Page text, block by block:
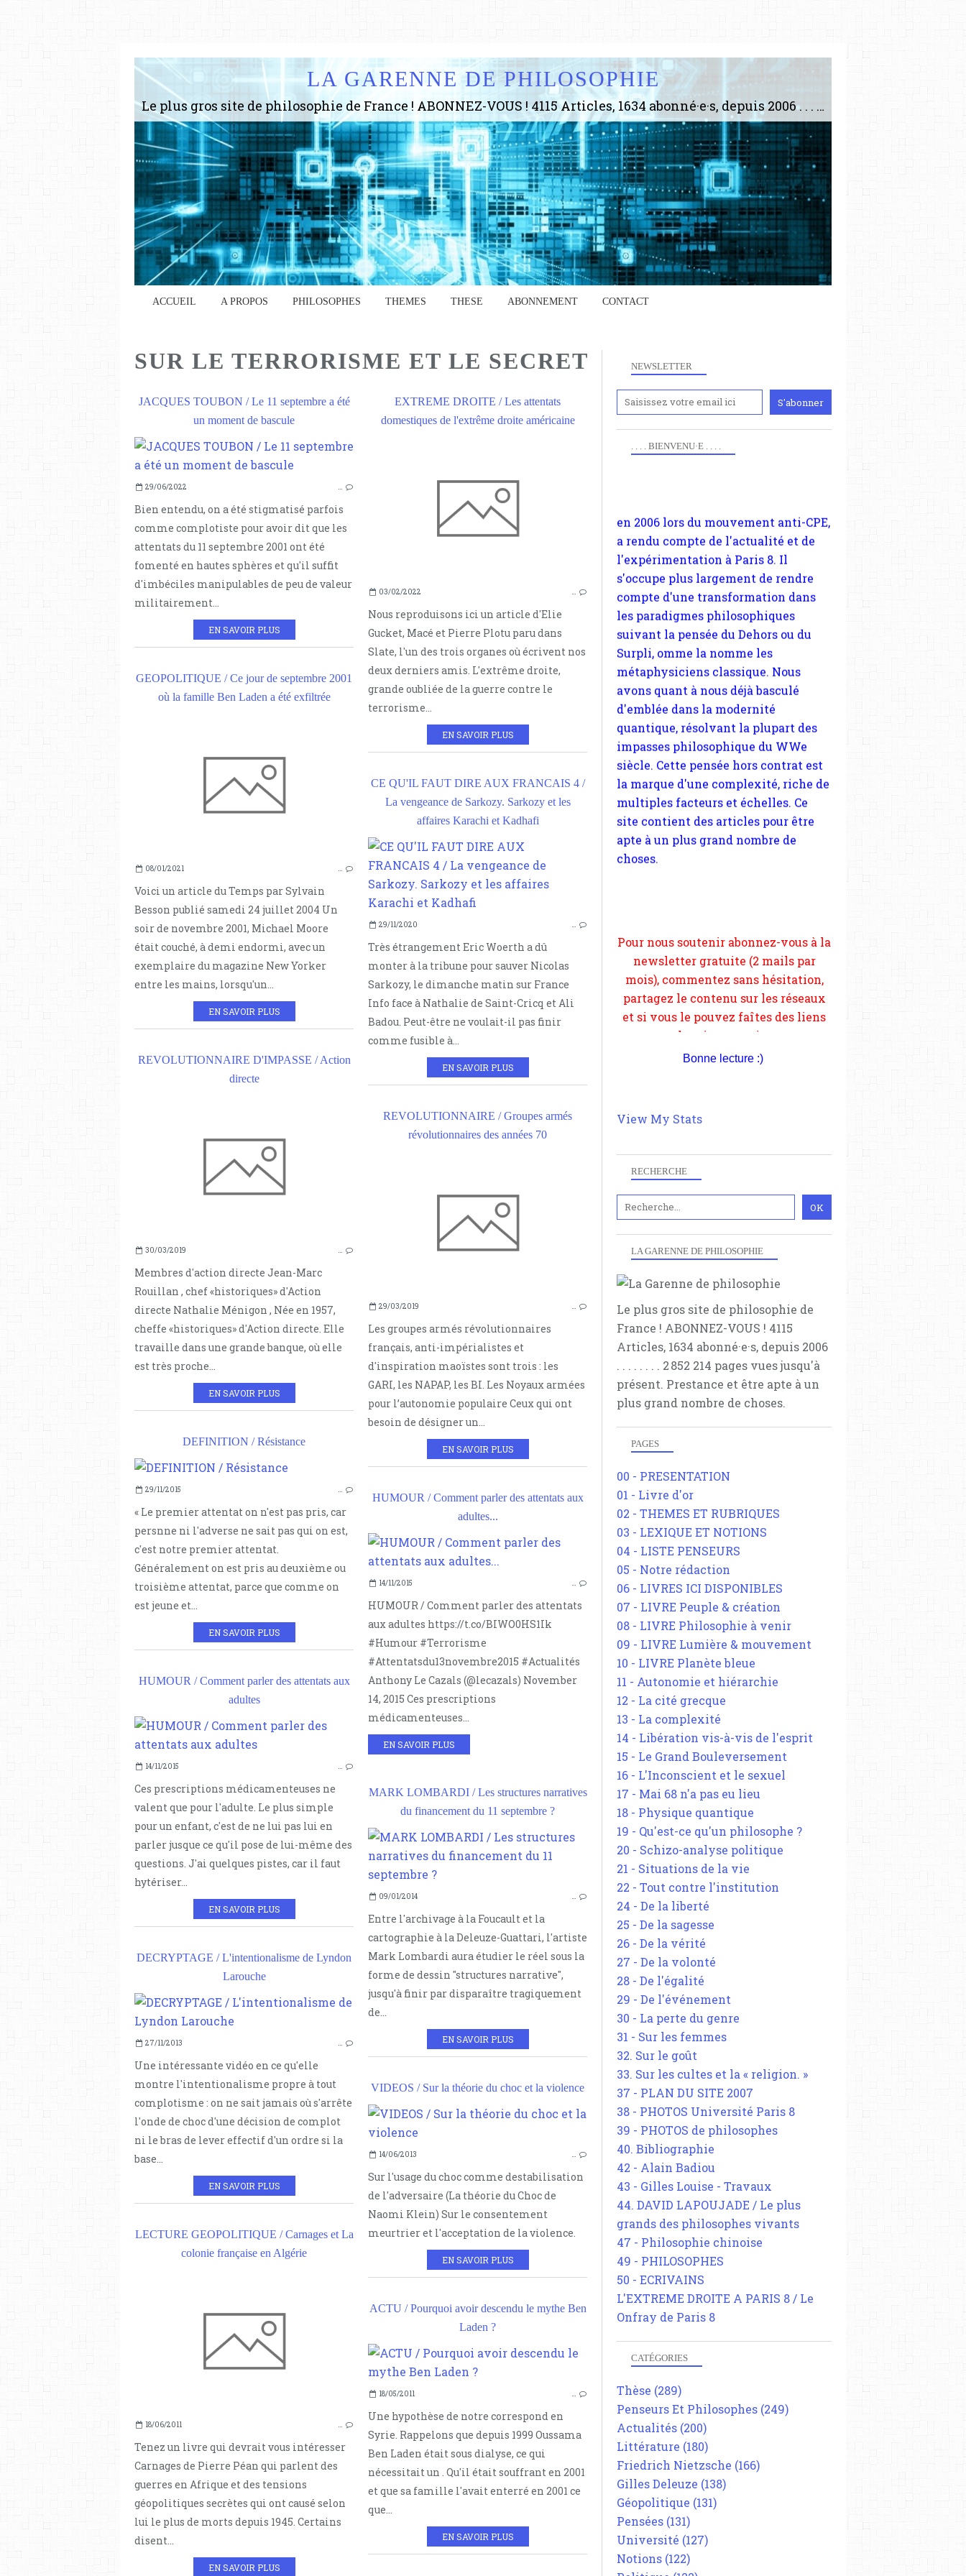
LA GARENNE DE PHILOSOPHIE
Le plus gros site de philosophie de France ! ABONNEZ-VOUS ! 4115 Articles, 1634 abonné·e·s, depuis 2006 . . . . . . . . 2 852 214 pages vues jusqu'à présent. Prestance et être apte à un plus grand nombre de choses.
ACCUEIL A PROPOS PHILOSOPHES THEMES THESE ABONNEMENT CONTACT
SUR LE TERRORISME ET LE SECRET
JACQUES TOUBON / Le 11 septembre a été
un moment de bascule
PATRIOT ACT
SUR LE TERRORISME ET LE SECRET
SUICIDES
29/06/2022 …
Bien entendu, on a été stigmatisé parfois
comme complotiste pour avoir dit que les
attentats du 11 septembre 2001 ont été
fomenté en hautes sphères et qu'il suffit
d'imbéciles manipulables de peu de valeur
militairement...
EN SAVOIR PLUS
EXTREME DROITE / Les attentats
domestiques de l'extrême droite américaine
SUR LE TERRORISME ET LE SECRET
03/02/2022 …
Nous reproduisons ici un article d'Elie
Gucket, Macé et Pierre Plotu paru dans
Slate, l'un des trois organes où écrivent nos
deux derniers amis. L'extrême droite,
grande oubliée de la guerre contre le
terrorisme...
EN SAVOIR PLUS
GEOPOLITIQUE / Ce jour de septembre 2001
où la famille Ben Laden a été exfiltrée
ATTENTATS DU 11 SEPTEMBRE 2001
GÉOPOLITIQUE
SUR LE TERRORISME ET LE SECRET
08/01/2021 …
Voici un article du Temps par Sylvain
Besson publié samedi 24 juillet 2004 Un
soir de novembre 2001, Michael Moore
était couché, à demi endormi, avec un
exemplaire du magazine New Yorker
entre les mains, lorsqu'un...
EN SAVOIR PLUS
CE QU'IL FAUT DIRE AUX FRANCAIS 4 /
La vengeance de Sarkozy. Sarkozy et les
affaires Karachi et Kadhafi
29/11/2020 …
Très étrangement Eric Woerth a dû
monter à la tribune pour sauver Nicolas
Sarkozy, le dimanche matin sur France
Info face à Nathalie de Saint-Cricq et Ali
Badou. Peut-être ne voulait-il pas finir
comme fusible à...
EN SAVOIR PLUS
REVOLUTIONNAIRE D'IMPASSE / Action
directe
ACTION DIRECTE
ATTENTAS
30/03/2019 …
Membres d'action directe Jean-Marc
Rouillan , chef «historiques» d'Action
directe Nathalie Ménigon , Née en 1957,
cheffe «historiques» d'Action directe. Elle
travaille dans une grande banque, où elle
est très proche...
EN SAVOIR PLUS
REVOLUTIONNAIRE / Groupes armés
révolutionnaires des années 70
SUR LE TERRORISME ET LE SECRET
29/03/2019 …
Les groupes armés révolutionnaires
français, anti-impérialistes et
d'inspiration maoïstes sont trois : les
GARI, les NAPAP, les BI. Les Noyaux armées
pour l’autonomie populaire Ceux qui ont
besoin de désigner un...
EN SAVOIR PLUS
DEFINITION / Résistance
RÉSISTANCE
BORIS CYRULNIK
29/11/2015 …
« Le premier attentat on n'est pas pris, car
persnne ni l'adverse ne sait pas qui on est,
c'est notre premier attentat.
Généralement on est pris au deuxième ou
troisième attentat, parce que comme on
est jeune et...
EN SAVOIR PLUS
HUMOUR / Comment parler des attentats aux
adultes...
TERRORISME
ACTUALITÉS
ATTENTATS
ATTENTATS DU 13 NOVEMBRE 2015
SUR LE TERRORISME ET LE SECRET
14/11/2015 …
HUMOUR / Comment parler des attentats
aux adultes https://t.co/BIWO0HS1Ik
#Humour #Terrorisme
#Attentatsdu13novembre2015 #Actualités
Anthony Le Cazals (@lecazals) November
14, 2015 Ces prescriptions
médicamenteuses...
EN SAVOIR PLUS
HUMOUR / Comment parler des attentats aux
adultes
ACTUALITÉS
SUR LE TERRORISME ET LE SECRET
14/11/2015 …
Ces prescriptions médicamenteuses ne
valent que pour l'adulte. Le plus simple
pour un enfant, c'est de ne lui pas lui en
parler jusque ce qu'il pose de lui-même des
questions. J'ai quelques pistes, car il faut
hytériser...
EN SAVOIR PLUS
MARK LOMBARDI / Les structures narratives
du financement du 11 septembre ?
SUR L'ART ET LA CULTURE
SUR LE TERRORISME ET LE SECRET
MARK LOMBARDI
09/01/2014 …
Entre l'archivage à la Foucault et la
cartographie à la Deleuze-Guattari, l'artiste
Mark Lombardi aura étudier le réel sous la
forme de dessin "structures narrative",
jusqu'à finir par disparaître tragiquement
de...
EN SAVOIR PLUS
DECRYPTAGE / L'intentionalisme de Lyndon
Larouche
INTENTIONNALITÉ
LYNDON LAROUCHE
27/11/2013 …
Une intéressante vidéo en ce qu'elle
montre l'intentionalisme propre à tout
complotisme : on ne sait jamais où s'arrête
l'onde de choc d'une décision de complot
ni le bras de lever effectif d'un ordre si la
base...
EN SAVOIR PLUS
VIDEOS / Sur la théorie du choc et la violence
14/06/2013 …
Sur l'usage du choc comme destabilisation
de l'adversaire (La théorie du Choc de
Naomi Klein) Sur le consentement
meurtrier et l'acceptation de la violence.
EN SAVOIR PLUS
LECTURE GEOPOLITIQUE / Carnages et La
colonie française en Algérie
COLONISATION
18/06/2011 …
Tenez un livre qui devrait vous intéresser
Carnages de Pierre Péan qui parlent des
guerres en Afrique et des tensions
géopolitiques secrètes qui ont causé selon
lui le plus de morts depuis 1945. Certains
disent...
EN SAVOIR PLUS
ACTU / Pourquoi avoir descendu le mythe Ben
Laden ?
SUR LE TERRORISME ET LE SECRET
ATTENTATS DU 11 SEPTEMBRE 2001
18/05/2011 …
Une hypothèse de notre correspond en
Syrie. Rappelons que depuis 1999 Oussama
Ben Laden était sous dialyse, ce qui
nécessitait un . Qu'il était souffrant en 2001
et que sa famille l'avait enterré en 2001 ce
que...
EN SAVOIR PLUS
NEWSLETTER
RECHERCHE
LA GARENNE DE PHILOSOPHIE
Le plus gros site de philosophie de
France ! ABONNEZ-VOUS ! 4115
Articles, 1634 abonné·e·s, depuis 2006
. . . . . . . . 2 852 214 pages vues jusqu'à
présent. Prestance et être apte à un
plus grand nombre de choses.
PAGES
00 - PRESENTATION
01 - Livre d'or
02 - THEMES ET RUBRIQUES
03 - LEXIQUE ET NOTIONS
04 - LISTE PENSEURS
05 - Notre rédaction
06 - LIVRES ICI DISPONIBLES
07 - LIVRE Peuple & création
08 - LIVRE Philosophie à venir
09 - LIVRE Lumière & mouvement
10 - LIVRE Planète bleue
11 - Autonomie et hiérarchie
12 - La cité grecque
13 - La complexité
14 - Libération vis-à-vis de l'esprit
15 - Le Grand Bouleversement
16 - L'Inconscient et le sexuel
17 - Mai 68 n'a pas eu lieu
18 - Physique quantique
19 - Qu'est-ce qu'un philosophe ?
20 - Schizo-analyse politique
21 - Situations de la vie
22 - Tout contre l'institution
24 - De la liberté
25 - De la sagesse
26 - De la vérité
27 - De la volonté
28 - De l'égalité
29 - De l'événement
30 - La perte du genre
31 - Sur les femmes
32. Sur le goût
33. Sur les cultes et la « religion. »
37 - PLAN DU SITE 2007
38 - PHOTOS Université Paris 8
39 - PHOTOS de philosophes
40. Bibliographie
42 - Alain Badiou
43 - Gilles Louise - Travaux
44. DAVID LAPOUJADE / Le plus
grands des philosophes vivants
47 - Philosophie chinoise
49 - PHILOSOPHES
50 - ECRIVAINS
L'EXTREME DROITE A PARIS 8 / Le
Onfray de Paris 8
CATÉGORIES
Thèse (289)
Penseurs Et Philosophes (249)
Actualités (200)
Littérature (180)
Friedrich Nietzsche (166)
Gilles Deleuze (138)
Géopolitique (131)
Pensées (131)
Université (127)
Notions (122)
. . . . BIENVENU·E . . . .
Anciennement
en 2006 lors du mouvement anti-CPE,
a rendu compte de l'actualité et de
compte d'une transformation dans
les paradigmes philosophiques
suivant la pensée du Dehors ou du
Surpli, omme la nomme les
métaphysiciens classique. Nous
avons quant à nous déjà basculé
d'emblée dans la modernité
quantique, résolvant la plupart des
impasses philosophique du WWe
siècle. Cette pensée hors contrat est
la marque d'une complexité, riche de
multiples facteurs et échelles. Ce
site contient des articles pour être
apte à un plus grand nombre de
choses.
et si vous le pouvez faîtes des liens
depuis votre site.
Bonne lecture :)
View My Stats